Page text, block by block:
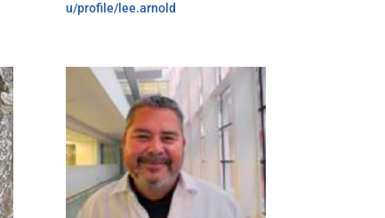
u/profile/lee.arnold